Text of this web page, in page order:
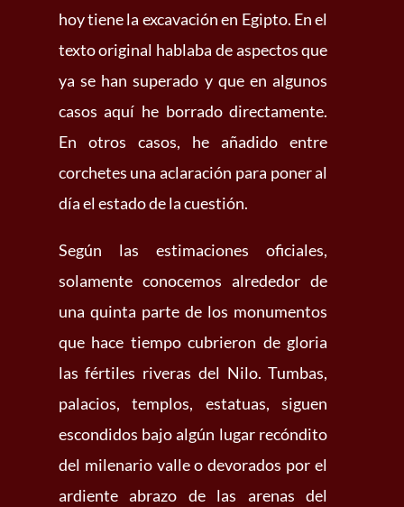
hoy tiene la excavación en Egipto. En el
texto original hablaba de aspectos que
ya se han superado y que en algunos
casos aquí he borrado directamente.
En otros casos, he añadido entre
corchetes una aclaración para poner al
día el estado de la cuestión.
Según las estimaciones oficiales,
solamente conocemos alrededor de
una quinta parte de los monumentos
que hace tiempo cubrieron de gloria
las fértiles riveras del Nilo. Tumbas,
palacios, templos, estatuas, siguen
escondidos bajo algún lugar recóndito
del milenario valle o devorados por el
ardiente abrazo de las arenas del